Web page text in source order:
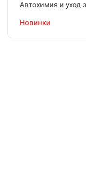
Автохимия и уход
Новинки